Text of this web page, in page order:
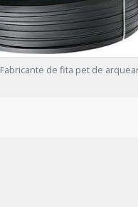
de fita pet de